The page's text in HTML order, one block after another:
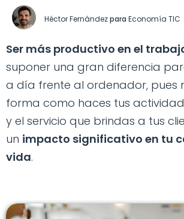
Héctor Fernándezpara Economía TIC
Ser más productivo en el
suponer una gran diferencia
a día frente al ordenador, pues
forma como haces tus
y el servicio que brindas a tus
un impacto significativo en tu
vida.